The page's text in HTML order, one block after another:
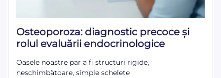
Osteoporoza: diagnostic precoce și
rolul evaluării endocrinologice
Oasele noastre par a fi structuri rigide,
neschimbătoare, simple schelete